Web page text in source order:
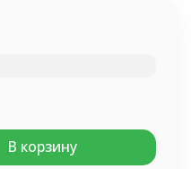
В корзину